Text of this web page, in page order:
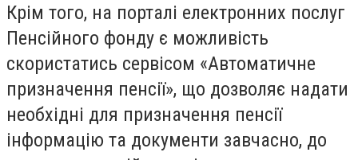
Крім того, на порталі електронних послуг
Пенсійного фонду є можливість
скористатись сервісом «Автоматичне
призначення пенсії», що дозволяє надати
необхідні для призначення пенсії
інформацію та документи завчасно, до